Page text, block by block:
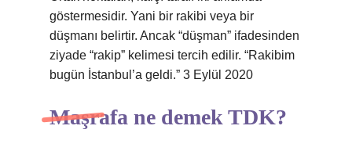
göstermesidir. Yani bir rakibi veya bir
düşmanı belirtir. Ancak “düşman” ifadesinden
ziyade “rakip” kelimesi tercih edilir. “Rakibim
bugün İstanbul’a geldi.” 3 Eylül 2020
Maşrafa ne demek TDK?